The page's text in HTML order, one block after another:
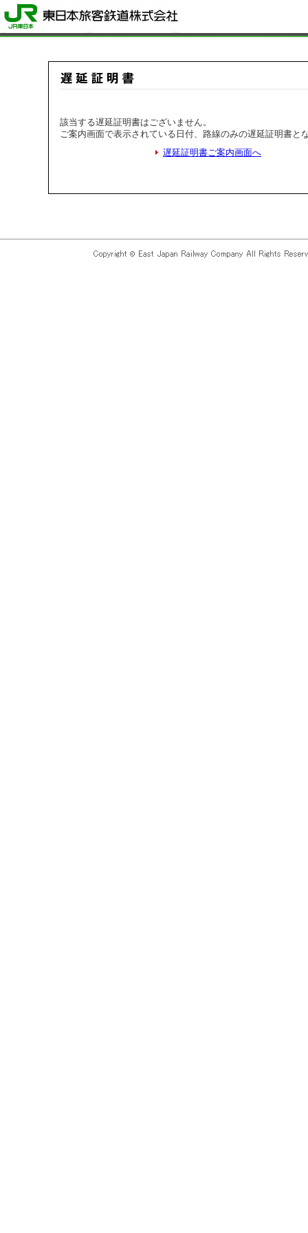
該当する遅延証明書はございません。
ご案内画面で表示されている日付、路線のみの遅延証明書と
遅延証明書ご案内画面へ